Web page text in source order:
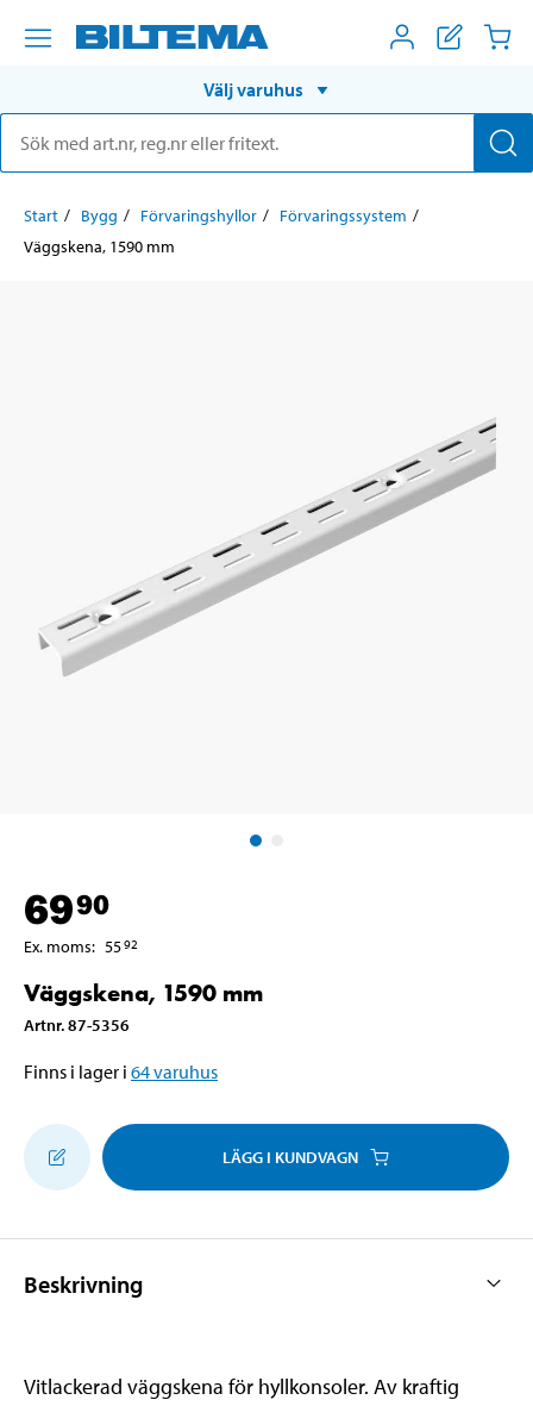
Välj varuhus
Start Bygg Förvaringshyllor
Förvaringssystem
Väggskena, 1590 mm
6990
Ex. moms: 5592
Väggskena, 1590 mm
Artnr.87-5356
Finns i lager i 64varuhus
LÄGG I KUNDVAGN
Beskrivning
Vitlackerad väggskena för hyllkonsoler. Av kraftig